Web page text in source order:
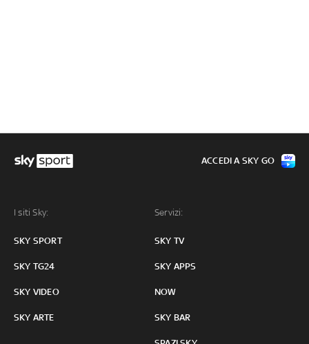
I siti Sky:
SKY SPORT
SKY TG24
SKY VIDEO
SKY ARTE
Servizi:
SKY TV
SKY APPS
NOW
SKY BAR
ACCEDI A SKY GO